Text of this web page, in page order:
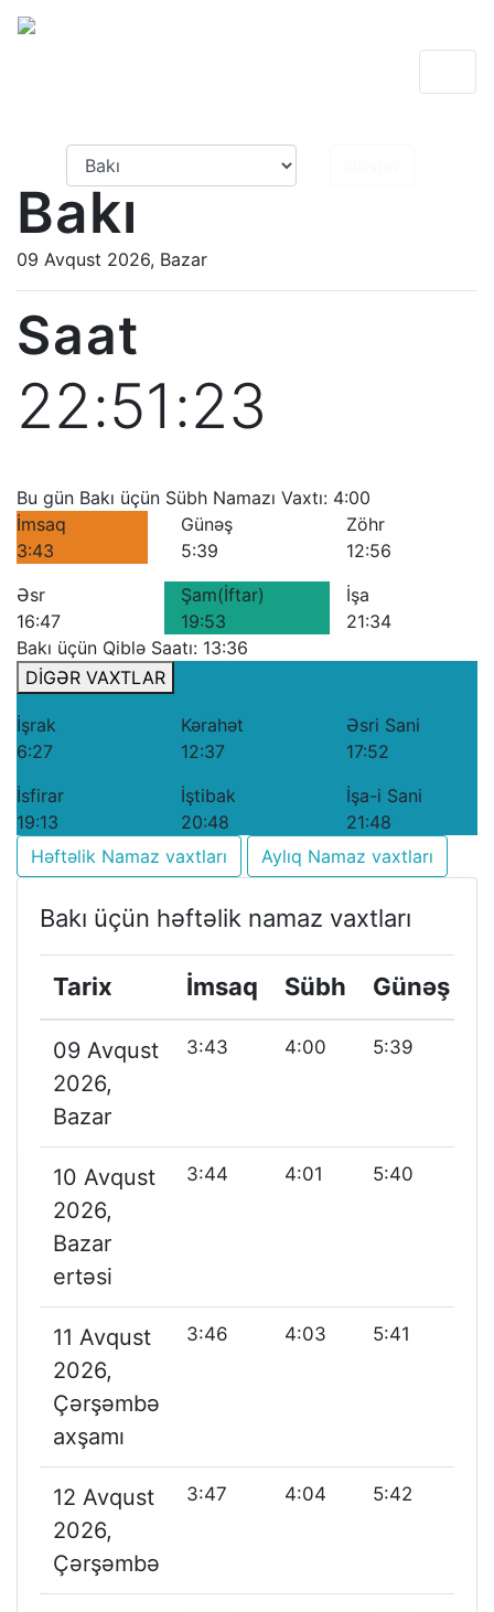
Bakı
09 Avqust 2026, Bazar
Saat
22:51:23
Bu gün Bakı üçün Sübh Namazı Vaxtı: 4:00
İmsaq
3:43
Günəş
5:39
Zöhr
12:56
Əsr
16:47
Şam(İftar)
19:53
İşa
21:34
Bakı üçün Qiblə Saatı: 13:36
DİGƏR VAXTLAR
İşrak
6:27
Kərahət
12:37
Əsri Sani
17:52
İsfirar
19:13
İştibak
20:48
İşa-i Sani
21:48
Həftəlik Namaz vaxtları
Aylıq Namaz vaxtları
Bakı üçün həftəlik namaz vaxtları
Tarix İmsaq Sübh Günəş
09 Avqust
2026,
Bazar
3:43 4:00 5:39
10 Avqust
2026,
Bazar
ertəsi
3:44 4:01 5:40
11 Avqust
2026,
Çərşəmbə
axşamı
3:46 4:03 5:41
12 Avqust
2026,
Çərşəmbə
3:47 4:04 5:42